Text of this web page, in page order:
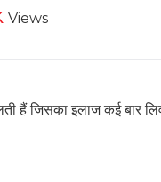
Views
हैं जिसका इलाज कई बार